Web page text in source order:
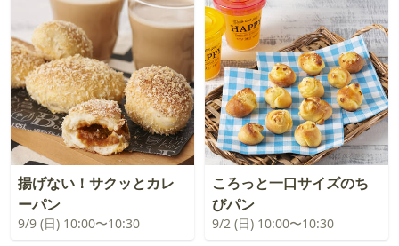
揚げない！サクッとカレ
ーパン
9/9 (日) 10:00〜10:30
ころっと一口サイズのち
びパン
9/2 (日) 10:00〜10:30